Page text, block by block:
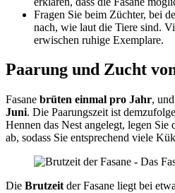
Fragen Sie beim Züchter, bei
nach, wie laut die Tiere sind.
erwischen ruhige Exemplare.
Paarung und Zucht
Fasane brüten einmal pro Jahr,
Juni. Die Paarungszeit ist
Hennen das Nest angelegt, legen
ab, sodass Sie entsprechend viele
Die Brutzeit der Fasane liegt bei